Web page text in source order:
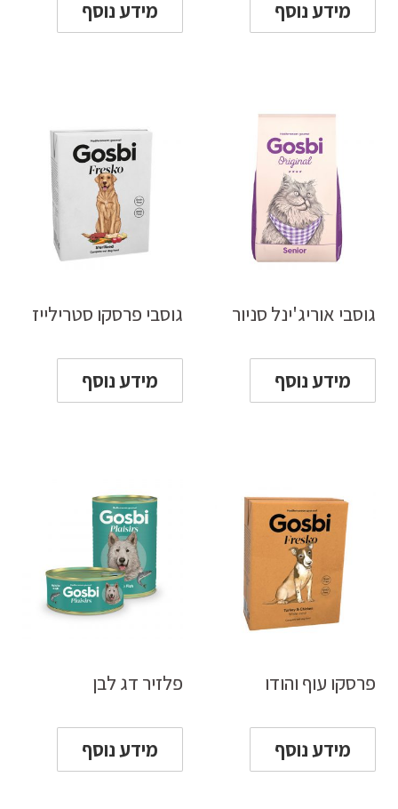
מידע נוסף מידע נוסף
גוסבי אוריג'ינל סניור
מידע נוסף
גוסבי פרסקו סטרילייז
מידע נוסף
פרסקו עוף והודו
מידע נוסף
פלזיר דג לבן
מידע נוסף